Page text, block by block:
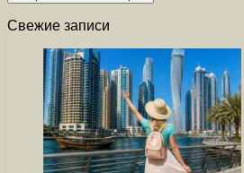
Свежие записи